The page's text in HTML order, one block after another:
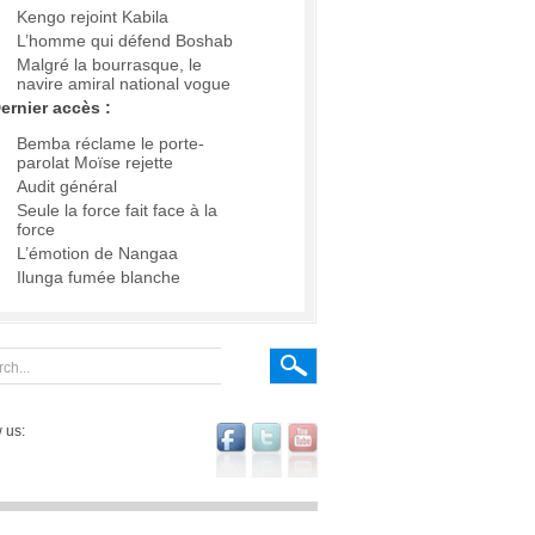
Kengo rejoint Kabila
L’homme qui défend Boshab
Malgré la bourrasque, le
navire amiral national vogue
accès :
Bemba réclame le porte-
parolat Moïse rejette
Audit général
Seule la force fait face à la
force
L’émotion de Nangaa
Ilunga fumée blanche
us: